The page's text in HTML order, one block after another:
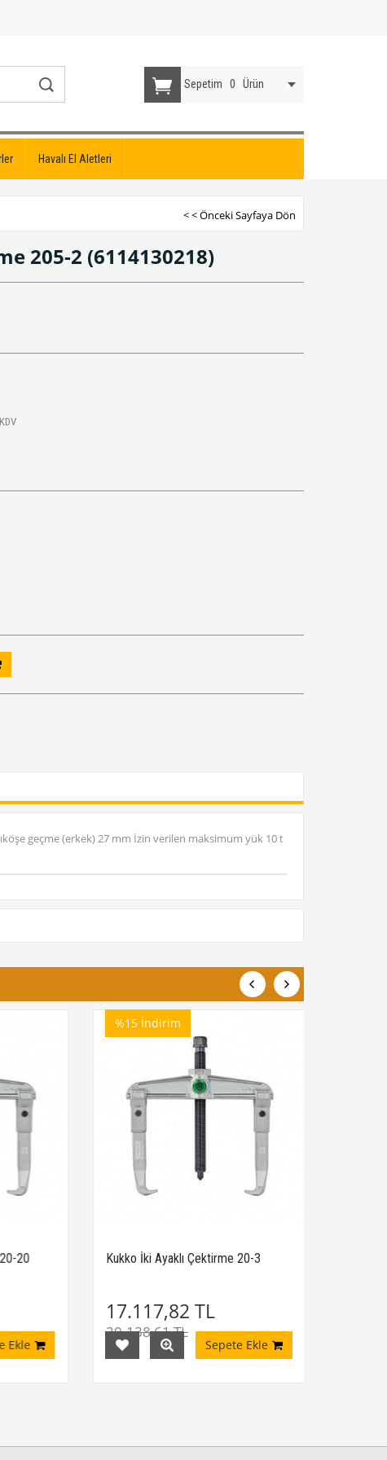
Sepetim 0 Ürün
Havalı El Aletleri
< < Önceki Sayfaya Dön
205-2 (6114130218)
geçme (erkek) 27 mm İzin verilen maksimum yük 10 t
20
Ekle
Kukko İki Ayaklı Çektirme 20-3
17.117,82 TL
20.138,61 TL
Sepete Ekle
%15 İndirim